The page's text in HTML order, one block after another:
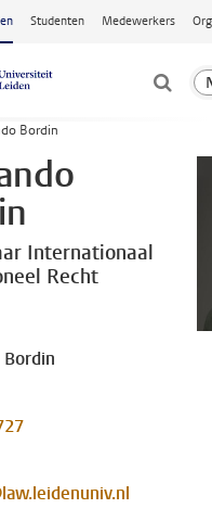
Studenten Medewerkers
Bordin
Internationaal
Recht
Bordin